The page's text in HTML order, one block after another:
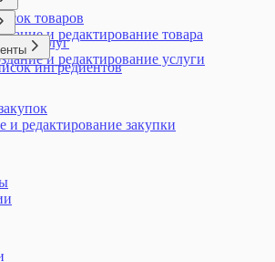
товаров
и редактирование товара
услуг
и редактирование услуги
ингредиентов
и редактирование закупки